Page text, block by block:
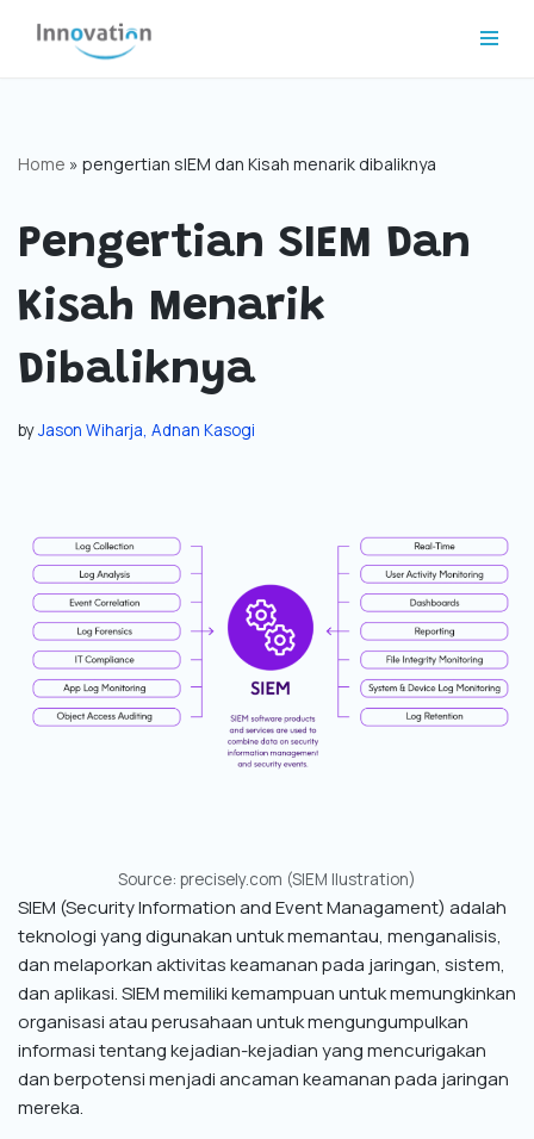
Home » pengertian sIEM dan Kisah menarik dibaliknya
Pengertian SIEM Dan
Kisah Menarik
Dibaliknya
byJason Wiharja, Adnan Kasogi
Source: precisely.com (SIEM Ilustration)
SIEM (Security Information and Event Managament) adalah
teknologi yang digunakan untuk memantau, menganalisis,
dan melaporkan aktivitas keamanan pada jaringan, sistem,
dan aplikasi. SIEM memiliki kemampuan untuk memungkinkan
organisasi atau perusahaan untuk mengungumpulkan
informasi tentang kejadian-kejadian yang mencurigakan
dan berpotensi menjadi ancaman keamanan pada jaringan
mereka.